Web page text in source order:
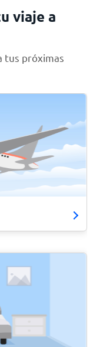
viaje a
tus próximas